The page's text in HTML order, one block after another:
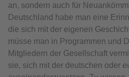
an, sondern auch für
Deutschland habe man eine
die sich mit der eigenen
müsse man in Programmen und
Mitgliedern der Gesellschaft
sie, sich mit der deutschen oder